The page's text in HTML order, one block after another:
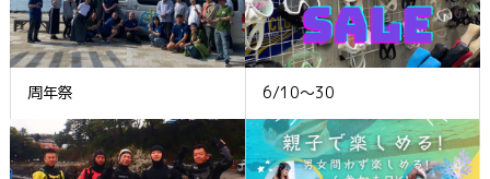
周年祭 6/10～30